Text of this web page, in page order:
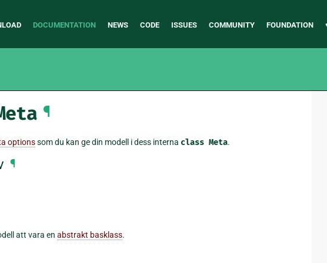
DOCUMENTATION NEWS CODE ISSUES COMMUNITY FOUNDATION
¶
optionssom du kan ge din modell i dess interna class Meta.
¶
att vara en abstrakt basklass.